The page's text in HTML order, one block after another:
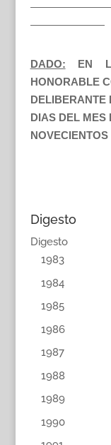
———————
DADO:
EN
HONORABLE
DELIBERANTE
DIAS DEL MES
Digesto
Digesto
1983
1984
1985
1986
1987
1988
1989
1990